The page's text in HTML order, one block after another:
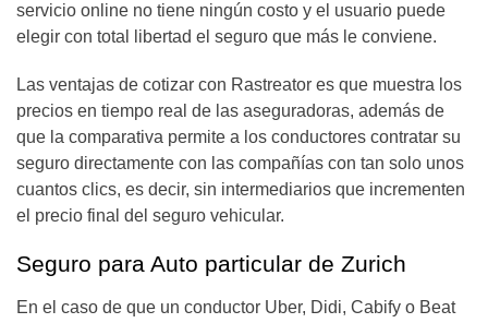
servicio online no tiene ningún costo y el usuario puede
elegir con total libertad el seguro que más le conviene.
Las ventajas de cotizar con Rastreator es que muestra los
precios en tiempo real de las aseguradoras, además de
que la comparativa permite a los conductores contratar su
seguro directamente con las compañías con tan solo unos
cuantos clics, es decir, sin intermediarios que incrementen
el precio final del seguro vehicular.
Seguro para Auto particular de Zurich
En el caso de que un conductor Uber, Didi, Cabify o Beat